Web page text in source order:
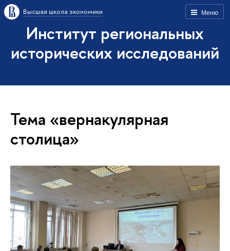
Меню
Высшая школа экономики
Институт региональных
исторических исследований
Тема «вернакулярная
столица»